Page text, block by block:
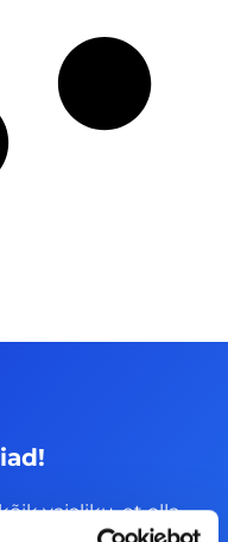
vajaliku, et olla